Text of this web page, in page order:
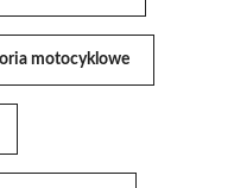
motocyklowe